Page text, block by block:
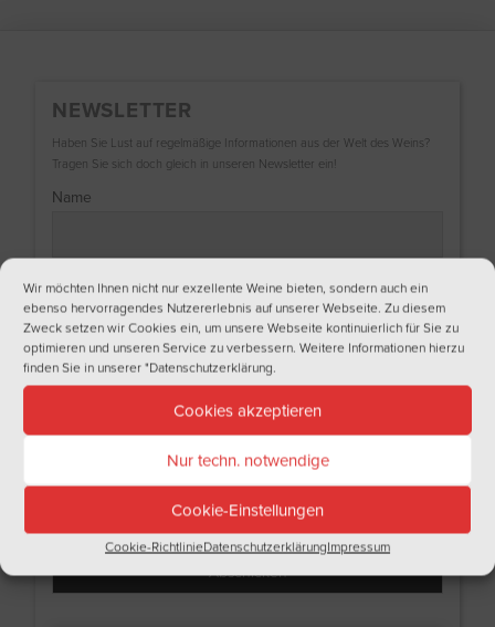
Wir möchten Ihnen nicht nur exzellente Weine bieten, sondern auch ein
ebenso hervorragendes Nutzererlebnis auf unserer Webseite. Zu diesem
Zweck setzen wir Cookies ein, um unsere Webseite kontinuierlich für Sie zu
optimieren und unseren Service zu verbessern. Weitere Informationen hierzu
finden Sie in unserer"Datenschutzerklärung.
Cookies akzeptieren
Nur techn. notwendige
Cookie-Einstellungen
Cookie-RichtlinieDatenschutzerklärungImpressum
NEWSLETTER
Haben Sie Lust auf regelmäßige Informationen aus der Welt des Weins?
Tragen Sie sich doch gleich in unseren Newsletter ein!
Name
Nachname
Email
Ich bin
Ich akzeptiere die Datenschutzbedingungen